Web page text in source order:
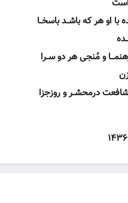
است
باشــد باسخــا
هر دو ســرا
و روزجزا